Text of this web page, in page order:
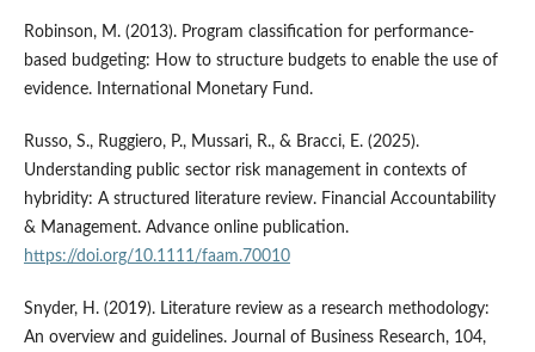
Robinson, M. (2013). Program classification for performance-
based budgeting: How to structure budgets to enable the use of
evidence. International Monetary Fund.
Russo, S., Ruggiero, P., Mussari, R., & Bracci, E. (2025).
Understanding public sector risk management in contexts of
hybridity: A structured literature review. Financial Accountability
& Management. Advance online publication.
https://doi.org/10.1111/faam.70010
Snyder, H. (2019). Literature review as a research methodology:
An overview and guidelines. Journal of Business Research, 104,